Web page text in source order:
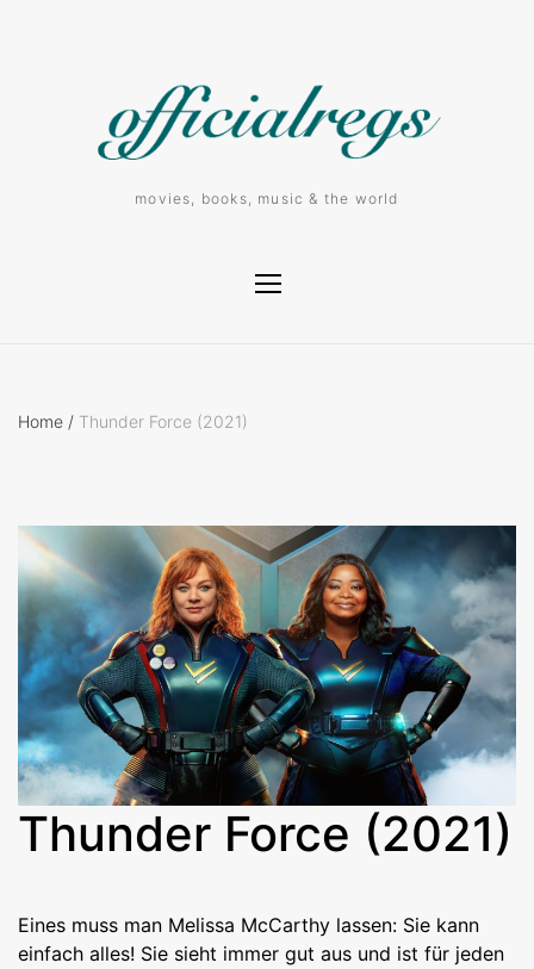
movies, books, music & the world
Home / Thunder Force (2021)
Thunder Force (2021)
Eines muss man Melissa McCarthy lassen: Sie kann
einfach alles! Sie sieht immer gut aus und ist für jeden